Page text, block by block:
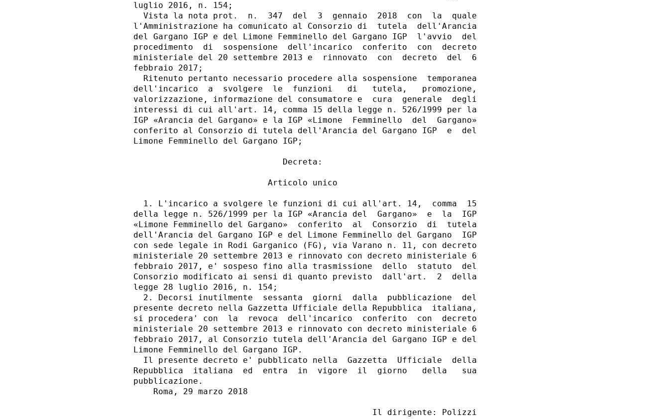
luglio 2016, n. 154;
  Vista la nota prot.  n.  347  del  3  gennaio  2018  con  la  quale
l'Amministrazione ha comunicato al Consorzio di  tutela  dell'Arancia
del Gargano IGP e del Limone Femminello del Gargano IGP  l'avvio  del
procedimento  di  sospensione  dell'incarico  conferito  con  decreto
ministeriale del 20 settembre 2013 e  rinnovato  con  decreto  del  6
febbraio 2017;
  Ritenuto pertanto necessario procedere alla sospensione  temporanea
dell'incarico  a  svolgere  le  funzioni   di   tutela,   promozione,
valorizzazione, informazione del consumatore e  cura  generale  degli
interessi di cui all'art. 14, comma 15 della legge n. 526/1999 per la
IGP «Arancia del Gargano» e la IGP «Limone  Femminello  del  Gargano»
conferito al Consorzio di tutela dell'Arancia del Gargano IGP  e  del
Limone Femminello del Gargano IGP;
                              Decreta:
                           Articolo unico
  1. L'incarico a svolgere le funzioni di cui all'art. 14,  comma  15
della legge n. 526/1999 per la IGP «Arancia del  Gargano»  e  la  IGP
«Limone Femminello del Gargano»  conferito  al  Consorzio  di  tutela
dell'Arancia del Gargano IGP e del Limone Femminello del Gargano  IGP
con sede legale in Rodi Garganico (FG), via Varano n. 11, con decreto
ministeriale 20 settembre 2013 e rinnovato con decreto ministeriale 6
febbraio 2017, e' sospeso fino alla trasmissione  dello  statuto  del
Consorzio modificato ai sensi di quanto previsto  dall'art.  2  della
legge 28 luglio 2016, n. 154;
  2. Decorsi inutilmente  sessanta  giorni  dalla  pubblicazione  del
presente decreto nella Gazzetta Ufficiale della Repubblica  italiana,
si procedera' con  la  revoca  dell'incarico  conferito  con  decreto
ministeriale 20 settembre 2013 e rinnovato con decreto ministeriale 6
febbraio 2017, al Consorzio tutela dell'Arancia del Gargano IGP e del
Limone Femminello del Gargano IGP.
  Il presente decreto e' pubblicato nella  Gazzetta  Ufficiale  della
Repubblica  italiana  ed  entra  in  vigore  il  giorno   della   sua
pubblicazione.
    Roma, 29 marzo 2018